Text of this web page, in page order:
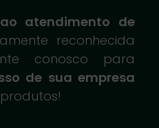
atendimento de
reconhecida
conosco para
de sua empresa